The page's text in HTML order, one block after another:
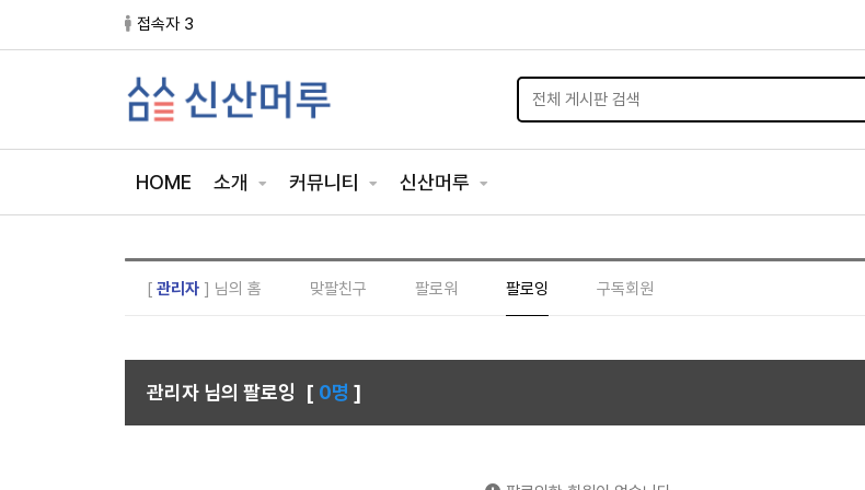
접속자 3
HOME 소개 커뮤니티 신산머루
[ 관리자 ] 님의 홈 맞팔친구 팔로워 팔로잉 구독회원
관리자 님의 팔로잉 [ 0명 ]